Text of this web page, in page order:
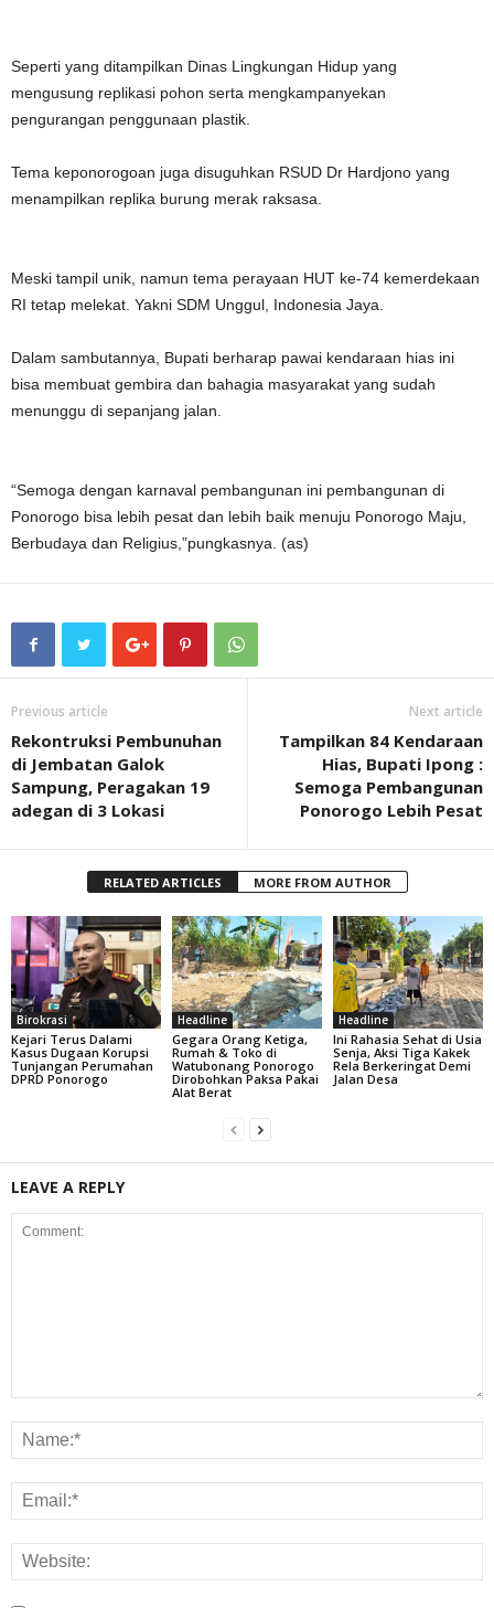
Seperti yang ditampilkan Dinas Lingkungan Hidup yang
mengusung replikasi pohon serta mengkampanyekan
pengurangan penggunaan plastik.
Tema keponorogoan juga disuguhkan RSUD Dr Hardjono yang
menampilkan replika burung merak raksasa.
Meski tampil unik, namun tema perayaan HUT ke-74 kemerdekaan
RI tetap melekat. Yakni SDM Unggul, Indonesia Jaya.
Dalam sambutannya, Bupati berharap pawai kendaraan hias ini
bisa membuat gembira dan bahagia masyarakat yang sudah
menunggu di sepanjang jalan.
“Semoga dengan karnaval pembangunan ini pembangunan di
Ponorogo bisa lebih pesat dan lebih baik menuju Ponorogo Maju,
Berbudaya dan Religius,”pungkasnya. (as)
Previous article
Rekontruksi Pembunuhan
di Jembatan Galok
Sampung, Peragakan 19
adegan di 3 Lokasi
Next article
Tampilkan 84 Kendaraan
Hias, Bupati Ipong :
Semoga Pembangunan
Ponorogo Lebih Pesat
RELATED ARTICLES MORE FROM AUTHOR
Birokrasi
Kejari Terus Dalami
Kasus Dugaan Korupsi
Tunjangan Perumahan
DPRD Ponorogo
Headline
Gegara Orang Ketiga,
Rumah & Toko di
Watubonang Ponorogo
Dirobohkan Paksa Pakai
Alat Berat
Headline
Ini Rahasia Sehat di Usia
Senja, Aksi Tiga Kakek
Rela Berkeringat Demi
Jalan Desa
LEAVE A REPLY